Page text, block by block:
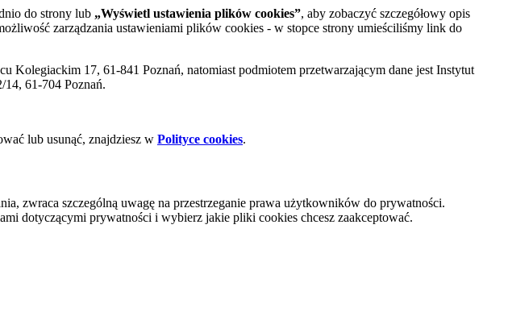
do strony lub „Wyświetl ustawienia plików cookies”, aby zobaczyć szczegółowy opis
zarządzania ustawieniami plików cookies - w stopce strony umieściliśmy link do
17, 61-841 Poznań, natomiast podmiotem przetwarzającym dane jest Instytut
61-704 Poznań.
lub usunąć, znajdziesz w Polityce cookies.
zwraca szczególną uwagę na przestrzeganie prawa użytkowników do prywatności.
dotyczącymi prywatności i wybierz jakie pliki cookies chcesz zaakceptować.